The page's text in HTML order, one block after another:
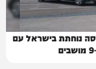
נוחתת בישראל עם